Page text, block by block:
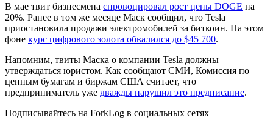
В мае твит бизнесмена спровоцировал рост цены DOGE на
20%. Ранее в том же месяце Маск сообщил, что Tesla
приостановила продажи электромобилей за биткоин. На этом
фоне курс цифрового золота обвалился до $45 700.
Напомним, твиты Маска о компании Tesla должны
утверждаться юристом. Как сообщают СМИ, Комиссия по
ценным бумагам и биржам США считает, что
предприниматель уже дважды нарушил это предписание.
Подписывайтесь на ForkLog в социальных сетях